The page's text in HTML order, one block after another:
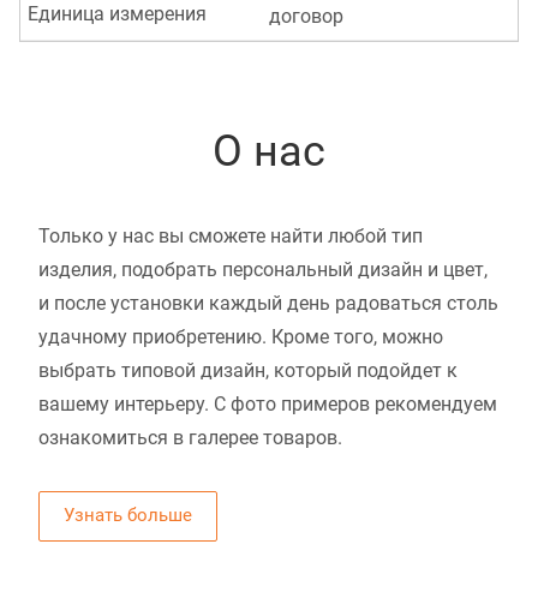
договор
Единица измерения
О нас
Только у нас вы сможете найти любой тип
изделия, подобрать персональный дизайн и цвет,
и после установки каждый день радоваться столь
удачному приобретению. Кроме того, можно
выбрать типовой дизайн, который подойдет к
вашему интерьеру. С фото примеров рекомендуем
ознакомиться в галерее товаров.
Узнать больше